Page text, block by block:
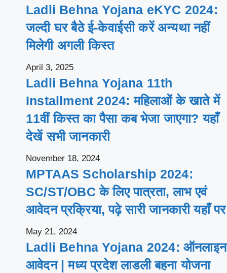
Ladli Behna Yojana eKYC 2024:
जल्दी घर बैठे ई-केवाईसी करें अन्यथा नहीं
मिलेगी अगली किस्त
April 3, 2025
Ladli Behna Yojana 11th
Installment 2024: महिलाओं के खाते में
11वीं किस्त का पैसा कब भेजा जाएगा? यहाँ
देखें सभी जानकारी
November 18, 2024
MPTAAS Scholarship 2024:
SC/ST/OBC के लिए पात्रता, लाभ एवं
आवेदन प्रक्रिया, पढ़े सारी जानकारी यहाँ पर
May 21, 2024
Ladli Behna Yojana 2024: ऑनलाइन
आवेदन | मध्य प्रदेश लाडली बहना योजना